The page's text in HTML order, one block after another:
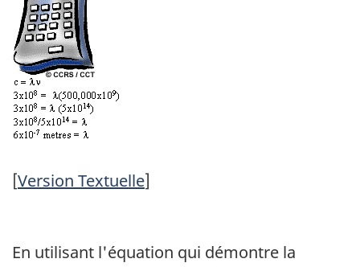
[Version Textuelle]
En utilisant l'équation qui démontre la